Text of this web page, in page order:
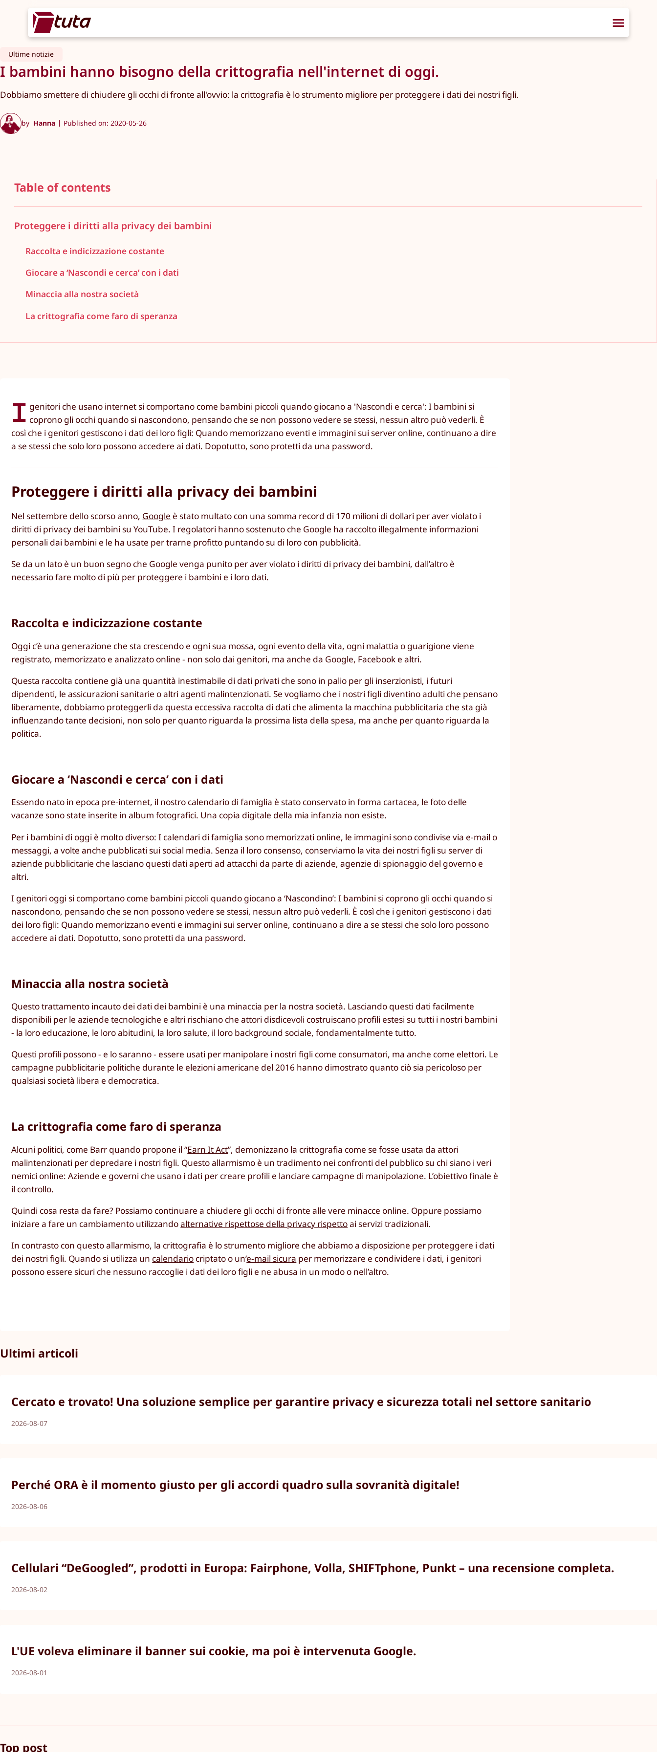
Ultime notizie
I bambini hanno bisogno della crittografia nell'internet di oggi.
Dobbiamo smettere di chiudere gli occhi di fronte all'ovvio: la crittografia è lo strumento migliore per proteggere i dati dei nostri figli.
by Hanna Published on: 2020-05-26
Table of contents
Proteggere i diritti alla privacy dei bambini
Raccolta e indicizzazione costante
Giocare a ‘Nascondi e cerca’ con i dati
Minaccia alla nostra società
La crittografia come faro di speranza
I genitori che usano internet si comportano come bambini piccoli quando giocano a 'Nascondi e cerca': I bambini si
coprono gli occhi quando si nascondono, pensando che se non possono vedere se stessi, nessun altro può vederli. È
così che i genitori gestiscono i dati dei loro figli: Quando memorizzano eventi e immagini sui server online, continuano a dire
a se stessi che solo loro possono accedere ai dati. Dopotutto, sono protetti da una password.
Proteggere i diritti alla privacy dei bambini
Nel settembre dello scorso anno, Google è stato multato con una somma record di 170 milioni di dollari per aver violato i
diritti di privacy dei bambini su YouTube. I regolatori hanno sostenuto che Google ha raccolto illegalmente informazioni
personali dai bambini e le ha usate per trarne profitto puntando su di loro con pubblicità.
Se da un lato è un buon segno che Google venga punito per aver violato i diritti di privacy dei bambini, dall’altro è
necessario fare molto di più per proteggere i bambini e i loro dati.
Raccolta e indicizzazione costante
Oggi c’è una generazione che sta crescendo e ogni sua mossa, ogni evento della vita, ogni malattia o guarigione viene
registrato, memorizzato e analizzato online - non solo dai genitori, ma anche da Google, Facebook e altri.
Questa raccolta contiene già una quantità inestimabile di dati privati che sono in palio per gli inserzionisti, i futuri
dipendenti, le assicurazioni sanitarie o altri agenti malintenzionati. Se vogliamo che i nostri figli diventino adulti che pensano
liberamente, dobbiamo proteggerli da questa eccessiva raccolta di dati che alimenta la macchina pubblicitaria che sta già
influenzando tante decisioni, non solo per quanto riguarda la prossima lista della spesa, ma anche per quanto riguarda la
politica.
Giocare a ‘Nascondi e cerca’ con i dati
Essendo nato in epoca pre-internet, il nostro calendario di famiglia è stato conservato in forma cartacea, le foto delle
vacanze sono state inserite in album fotografici. Una copia digitale della mia infanzia non esiste.
Per i bambini di oggi è molto diverso: I calendari di famiglia sono memorizzati online, le immagini sono condivise via e-mail o
messaggi, a volte anche pubblicati sui social media. Senza il loro consenso, conserviamo la vita dei nostri figli su server di
aziende pubblicitarie che lasciano questi dati aperti ad attacchi da parte di aziende, agenzie di spionaggio del governo e
altri.
I genitori oggi si comportano come bambini piccoli quando giocano a ‘Nascondino’: I bambini si coprono gli occhi quando si
nascondono, pensando che se non possono vedere se stessi, nessun altro può vederli. È così che i genitori gestiscono i dati
dei loro figli: Quando memorizzano eventi e immagini sui server online, continuano a dire a se stessi che solo loro possono
accedere ai dati. Dopotutto, sono protetti da una password.
Minaccia alla nostra società
Questo trattamento incauto dei dati dei bambini è una minaccia per la nostra società. Lasciando questi dati facilmente
disponibili per le aziende tecnologiche e altri rischiano che attori disdicevoli costruiscano profili estesi su tutti i nostri bambini
- la loro educazione, le loro abitudini, la loro salute, il loro background sociale, fondamentalmente tutto.
Questi profili possono - e lo saranno - essere usati per manipolare i nostri figli come consumatori, ma anche come elettori. Le
campagne pubblicitarie politiche durante le elezioni americane del 2016 hanno dimostrato quanto ciò sia pericoloso per
qualsiasi società libera e democratica.
La crittografia come faro di speranza
Alcuni politici, come Barr quando propone il “Earn It Act”, demonizzano la crittografia come se fosse usata da attori
malintenzionati per depredare i nostri figli. Questo allarmismo è un tradimento nei confronti del pubblico su chi siano i veri
nemici online: Aziende e governi che usano i dati per creare profili e lanciare campagne di manipolazione. L’obiettivo finale è
il controllo.
Quindi cosa resta da fare? Possiamo continuare a chiudere gli occhi di fronte alle vere minacce online. Oppure possiamo
iniziare a fare un cambiamento utilizzandoalternative rispettose della privacy rispettoai servizi tradizionali.
In contrasto con questo allarmismo, la crittografia è lo strumento migliore che abbiamo a disposizione per proteggere i dati
dei nostri figli. Quando si utilizza un calendario criptato o un’e-mail sicura per memorizzare e condividere i dati, i genitori
possono essere sicuri che nessuno raccoglie i dati dei loro figli e ne abusa in un modo o nell’altro.
Ultimi articoli
Cercato e trovato! Una soluzione semplice per garantire privacy e sicurezza totali nel settore sanitario
2026-08-07
Perché ORA è il momento giusto per gli accordi quadro sulla sovranità digitale!
2026-08-06
Cellulari “DeGoogled”, prodotti in Europa: Fairphone, Volla, SHIFTphone, Punkt – una recensione completa.
2026-08-02
L'UE voleva eliminare il banner sui cookie, ma poi è intervenuta Google.
2026-08-01
Top post